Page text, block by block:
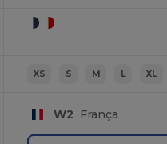
XS S M L XL
W2 França